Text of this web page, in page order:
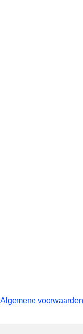
Algemene voorwaarden